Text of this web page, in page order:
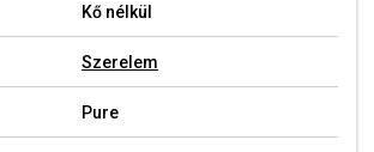
Kő nélkül
Szerelem
Pure